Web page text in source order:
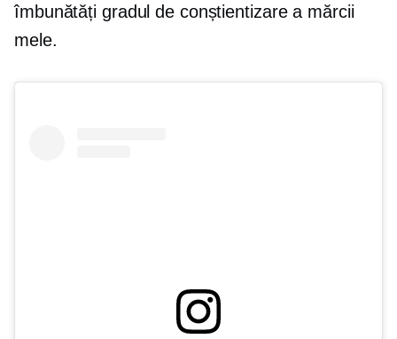
îmbunătăți gradul de conștientizare a mărcii
mele.